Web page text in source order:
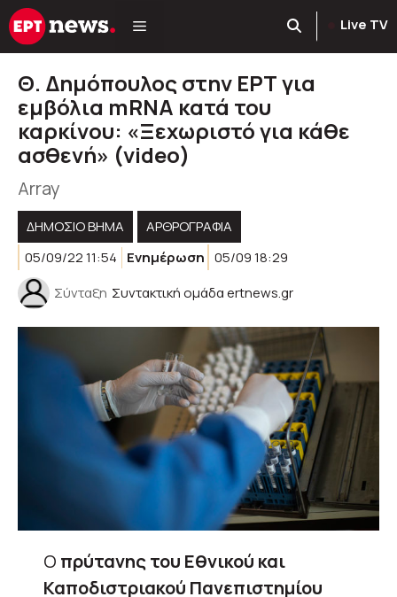
Μετάβαση
σε
Live TV
Θ. Δημόπουλος στην ΕΡΤ για
εμβόλια mRNA κατά του
καρκίνου: «Ξεχωριστό για κάθε
ασθενή» (video)
Array
ΔΗΜΟΣΙΟ ΒΗΜΑ
ΑΡΘΡΟΓΡΑΦΊΑ
05/09/22 11:54
Ενημέρωση 05/09 18:29
Σύνταξη Συντακτική ομάδα ertnews.gr
Ο πρύτανης του Εθνικού και
Καποδιστριακού Πανεπιστημίου